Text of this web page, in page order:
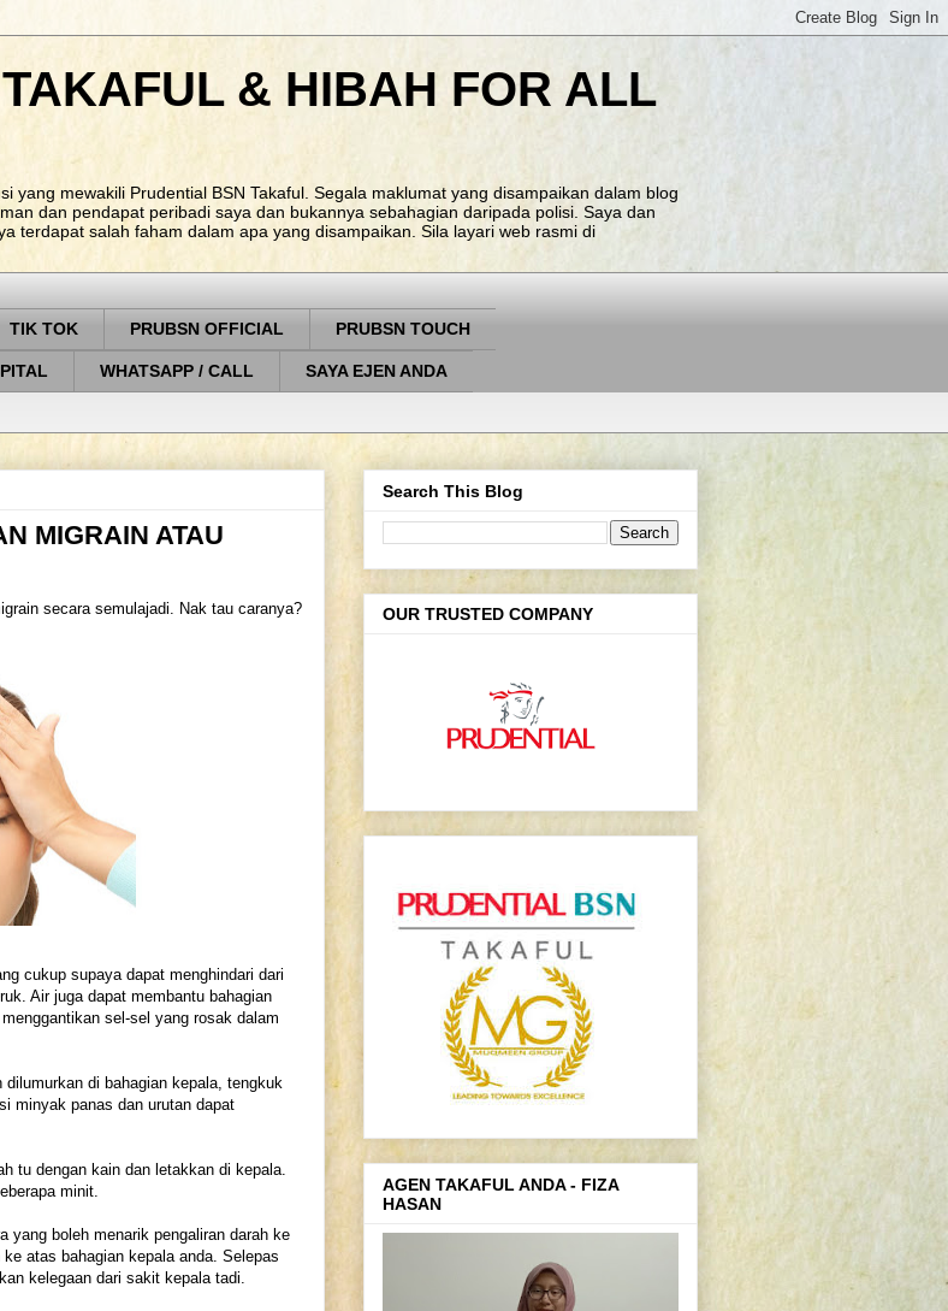
& HIBAH FOR ALL
yang mewakili Prudential BSN Takaful. Segala maklumat yang disampaikan dalam blog
dan pendapat peribadi saya dan bukannya sebahagian daripada polisi. Saya dan
terdapat salah faham dalam apa yang disampaikan. Sila layari web rasmi di
TIK TOK PRUBSN OFFICIAL PRUBSN TOUCH
WHATSAPP / CALL SAYA EJEN ANDA
MIGRAIN ATAU
secara semulajadi. Nak tau caranya?
cukup supaya dapat menghindari dari
Air juga dapat membantu bahagian
sel-sel yang rosak dalam
di bahagian kepala, tengkuk
minyak panas dan urutan dapat
tu dengan kain dan letakkan di kepala.
minit.
yang boleh menarik pengaliran darah ke
atas bahagian kepala anda. Selepas
kelegaan dari sakit kepala tadi.
Search This Blog
OUR TRUSTED COMPANY
AGEN TAKAFUL ANDA - FIZA
HASAN